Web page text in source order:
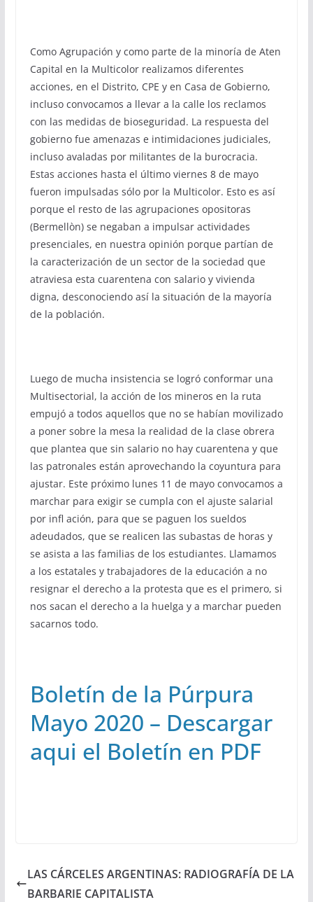
Como Agrupación y como parte de la minoría de Aten
Capital en la Multicolor realizamos diferentes
acciones, en el Distrito, CPE y en Casa de Gobierno,
incluso convocamos a llevar a la calle los reclamos
con las medidas de bioseguridad. La respuesta del
gobierno fue amenazas e intimidaciones judiciales,
incluso avaladas por militantes de la burocracia.
Estas acciones hasta el último viernes 8 de mayo
fueron impulsadas sólo por la Multicolor. Esto es así
porque el resto de las agrupaciones opositoras
(Bermellòn) se negaban a impulsar actividades
presenciales, en nuestra opinión porque partían de
la caracterización de un sector de la sociedad que
atraviesa esta cuarentena con salario y vivienda
digna, desconociendo así la situación de la mayoría
de la población.
Luego de mucha insistencia se logró conformar una
Multisectorial, la acción de los mineros en la ruta
empujó a todos aquellos que no se habían movilizado
a poner sobre la mesa la realidad de la clase obrera
que plantea que sin salario no hay cuarentena y que
las patronales están aprovechando la coyuntura para
ajustar. Este próximo lunes 11 de mayo convocamos a
marchar para exigir se cumpla con el ajuste salarial
por infl ación, para que se paguen los sueldos
adeudados, que se realicen las subastas de horas y
se asista a las familias de los estudiantes. Llamamos
a los estatales y trabajadores de la educación a no
resignar el derecho a la protesta que es el primero, si
nos sacan el derecho a la huelga y a marchar pueden
sacarnos todo.
Boletín de la Púrpura
Mayo 2020 – Descargar
aqui el Boletín en PDF
LAS CÁRCELES ARGENTINAS: RADIOGRAFÍA DE LA
BARBARIE CAPITALISTA